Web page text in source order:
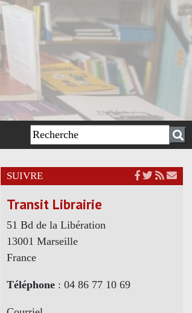
SUIVRE
Transit Librairie
51 Bd de la Libération
13001 Marseille
France
Téléphone: 04 86 77 10 69